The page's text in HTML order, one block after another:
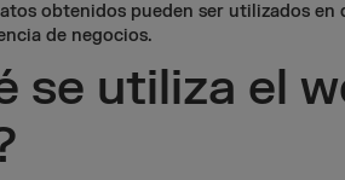
obtenidos pueden ser utilizados en
de negocios.
se utiliza el